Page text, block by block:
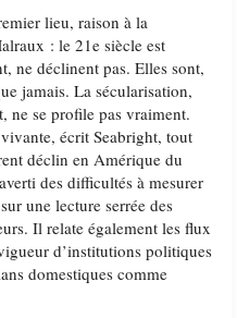
lieu, raison à la
: le 21e siècle est
ne déclinent pas. Elles sont,
jamais. La sécularisation,
ne se profile pas vraiment.
écrit Seabright, tout
déclin en Amérique du
des difficultés à mesurer
une lecture serrée des
Il relate également les flux
d’institutions politiques
domestiques comme